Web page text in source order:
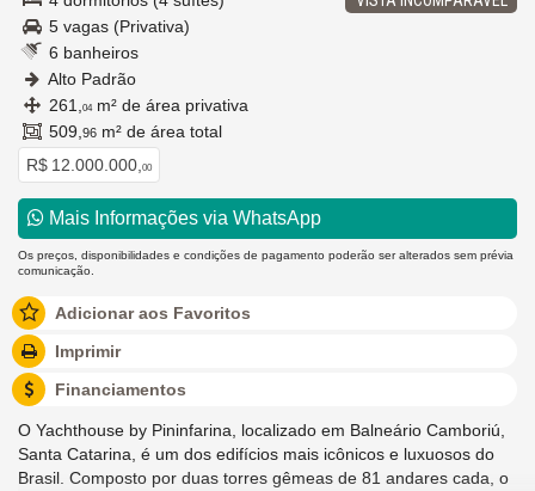
5 vagas (Privativa)
6 banheiros
Alto Padrão
261,
04m² de área privativa
509, 96 m² de área total
R$ 12.000.000, 00
Mais Informações via WhatsApp
Os preços, disponibilidades e condições de pagamento poderão ser alterados sem prévia
comunicação.
Adicionar aos Favoritos
Imprimir
Financiamentos
O Yachthouse by Pininfarina, localizado em Balneário Camboriú,
Santa Catarina, é um dos edifícios mais icônicos e luxuosos do
Brasil. Composto por duas torres gêmeas de 81 andares cada, o